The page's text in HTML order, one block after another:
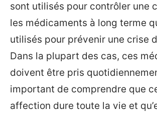
sont utilisés pour contrôler une
les médicaments à long terme
utilisés pour prévenir une crise
Dans la plupart des cas, ces
doivent être pris
important de comprendre que
affection dure toute la vie et